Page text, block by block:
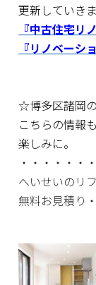
更新していき
『中古住宅リ
『リノベーシ
☆博多区諸岡の
こちらの情報
楽しみに。
・・・・・・
へいせいのリ
無料お見積り